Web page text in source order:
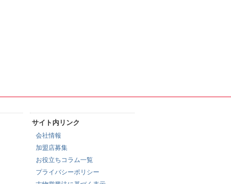
サイト内リンク
会社情報
加盟店募集
お役立ちコラム一覧
プライバシーポリシー